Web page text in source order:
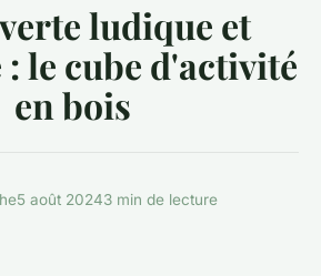
ludique et
le cube d'activité
en bois
5 août 20243 min de lecture